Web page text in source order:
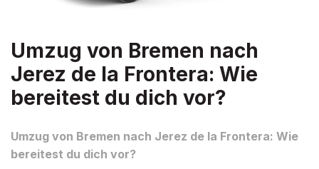
Umzug von Bremen nach
Jerez de la Frontera: Wie
bereitest du dich vor?
Umzug von Bremen nach Jerez de la Frontera: Wie
bereitest du dich vor?